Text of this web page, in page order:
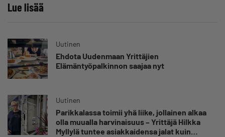
Lue lisää
Uutinen
Ehdota Uudenmaan Yrittäjien
Elämäntyöpalkinnon saajaa nyt
Uutinen
Parikkalassa toimii yhä liike, jollainen alkaa
olla muualla harvinaisuus – Yrittäjä Hilkka
Myllylä tuntee asiakkaidensa jalat kuin